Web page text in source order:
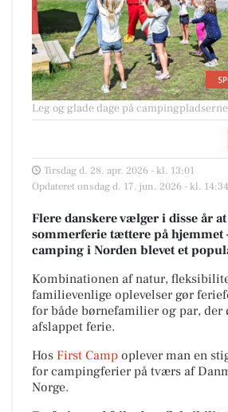
Leg og glade dage på campingpladserne
Tirsdag d. 28. apr. 2026 - kl. 13:01
Opdateret onsdag d. 17. jun. 2026 - kl. 14:34
Flere danskere vælger i disse år
sommerferie tættere på hjemmet
camping i Norden blevet et
Kombinationen af natur,
familievenlige oplevelser gør
for både børnefamilier og par, der
afslappet ferie.
Hos First Camp oplever man en
for campingferier på tværs af
Norge.